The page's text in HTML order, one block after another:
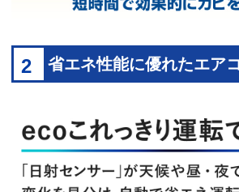
2 省エネ性能に優れたエア